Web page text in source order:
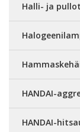
Halli- ja
HANDAI-
HANDAI-